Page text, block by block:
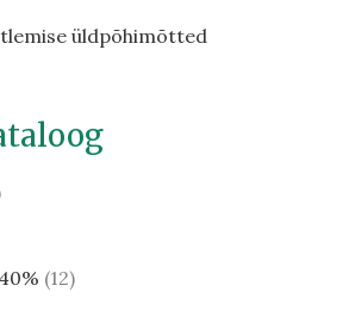
üldpõhimõtted
12